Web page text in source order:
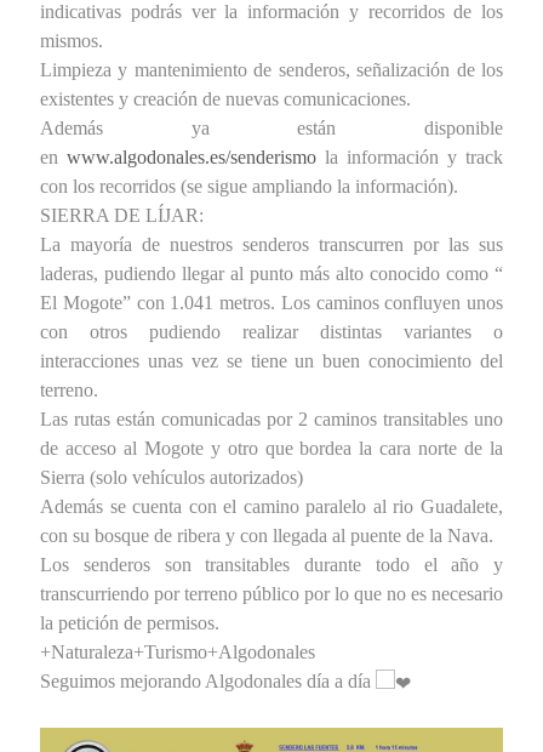
indicativas podrás ver la información y recorridos de los
mismos.
Limpieza y mantenimiento de senderos, señalización de los
existentes y creación de nuevas comunicaciones.
Además ya están disponible
en www.algodonales.es/senderismo la información y track
con los recorridos (se sigue ampliando la información).
SIERRA DE LÍJAR:
La mayoría de nuestros senderos transcurren por las sus
laderas, pudiendo llegar al punto más alto conocido como “
El Mogote” con 1.041 metros. Los caminos confluyen unos
con otros pudiendo realizar distintas variantes o
interacciones unas vez se tiene un buen conocimiento del
terreno.
Las rutas están comunicadas por 2 caminos transitables uno
de acceso al Mogote y otro que bordea la cara norte de la
Sierra (solo vehículos autorizados)
Además se cuenta con el camino paralelo al rio Guadalete,
con su bosque de ribera y con llegada al puente de la Nava.
Los senderos son transitables durante todo el año y
transcurriendo por terreno público por lo que no es necesario
la petición de permisos.
+Naturaleza+Turismo+Algodonales
Seguimos mejorando Algodonales día a día